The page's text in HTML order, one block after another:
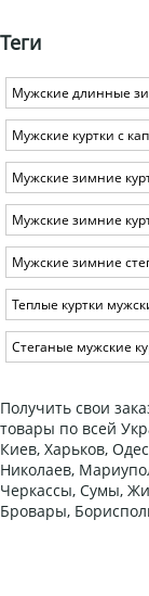
Теги
Мужские длинные
Мужские куртки с
Мужские зимние
Мужские зимние
Мужские зимние
Теплые куртки
Стеганые мужские
Получить свои
товары по всей
Киев, Харьков,
Николаев,
Черкассы, Сумы,
Бровары,